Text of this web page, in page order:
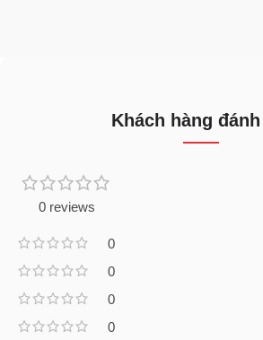
Khách hàng
0 reviews
0
0
0
0